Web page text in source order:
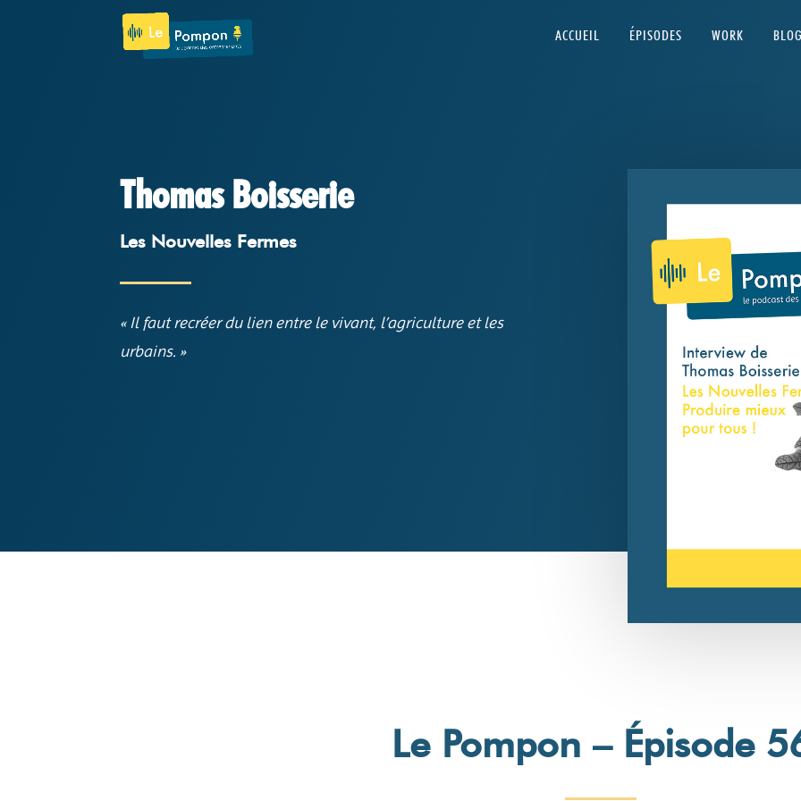
ACCUEIL ÉPISODES WORK
Thomas Boisserie
Les Nouvelles Fermes
« Il faut recréer du lien entre le vivant, l’agriculture et les
urbains. »
Le Pompon – Épisode